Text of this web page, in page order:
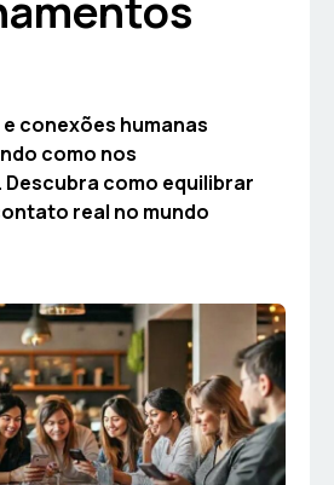
conexões humanas
como nos
como equilibrar
real no mundo